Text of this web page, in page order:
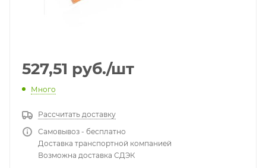
527,51 руб./шт
Много
Рассчитать доставку
Самовывоз - бесплатно
Доставка транспортной компанией
Возможна доставка СДЭК